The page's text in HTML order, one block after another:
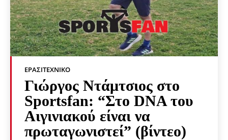
ΕΡΑΣΙΤΕΧΝΙΚΟ
Γιώργος Ντάμτσιος στο
Sportsfan: “Στο DNA του
Αιγινιακού είναι να
πρωταγωνιστεί” (βίντεο)